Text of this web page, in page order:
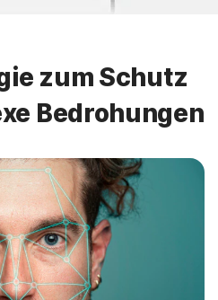
zum Schutz
Bedrohungen